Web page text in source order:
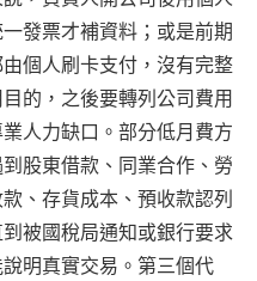
發票才補資料；或是前期
個人刷卡支付，沒有完整
的，之後要轉列公司費用
人力缺口。部分低月費方
股東借款、同業合作、勞
、存貨成本、預收款認列
被國稅局通知或銀行要求
明真實交易。第三個代